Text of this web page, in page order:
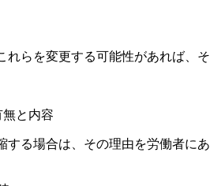
らを変更する可能性があれば、
と内容
る場合は、その理由を労働者に